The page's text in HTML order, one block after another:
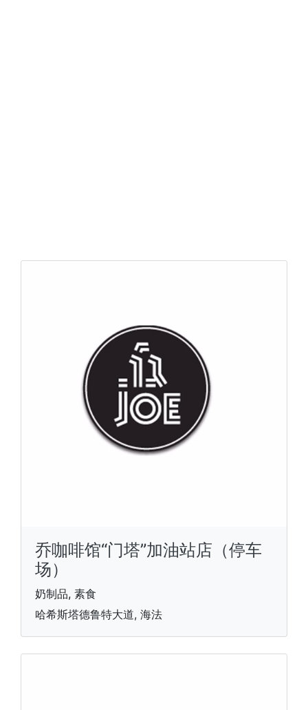
乔咖啡馆“门塔”加油站店（停车
场）
奶制品, 素食
哈希斯塔德鲁特大道, 海法